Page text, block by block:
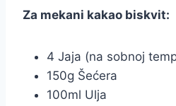
Za mekani kakao biskvit:
4 Jaja (na sobnoj
150g Šećera
100ml Ulja